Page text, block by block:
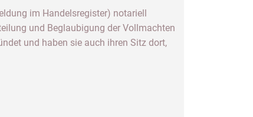
im Handelsregister) notariell
und Beglaubigung der Vollmachten
und haben sie auch ihren Sitz dort,